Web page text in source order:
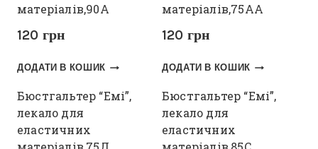
матеріалів,90А
120 грн
ДОДАТИ В КОШИК
матеріалів,75АА
120 грн
ДОДАТИ В КОШИК
Бюстгальтер “Емі”,
лекало для
еластичних
Бюстгальтер “Емі”,
лекало для
еластичних